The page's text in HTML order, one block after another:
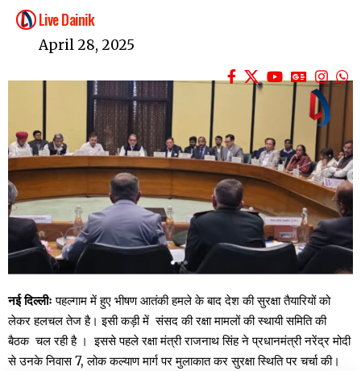
Live Dainik
April 28, 2025
नई दिल्लीःपहल्गाम में हुए भीषण आतंकी हमले के बाद देश की सुरक्षा तैयारियों को
लेकर हलचल तेज है। इसी कड़ी में संसद की रक्षा मामलों की स्थायी समिति की
बैठक चल रही है । इससे पहले रक्षा मंत्री राजनाथ सिंह ने प्रधानमंत्री नरेंद्र मोदी
से उनके निवास 7, लोक कल्याण मार्ग पर मुलाकात कर सुरक्षा स्थिति पर चर्चा की।